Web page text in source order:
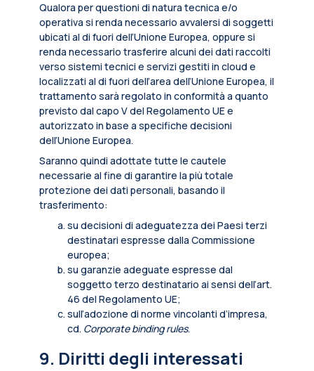
Qualora per questioni di natura tecnica e/o
operativa si renda necessario avvalersi di soggetti
ubicati al di fuori dell’Unione Europea, oppure si
renda necessario trasferire alcuni dei dati raccolti
verso sistemi tecnici e servizi gestiti in cloud e
localizzati al di fuori dell’area dell’Unione Europea, il
trattamento sarà regolato in conformità a quanto
previsto dal capo V del Regolamento UE e
autorizzato in base a specifiche decisioni
dell’Unione Europea.
Saranno quindi adottate tutte le cautele
necessarie al fine di garantire la più totale
protezione dei dati personali, basando il
trasferimento:
su decisioni di adeguatezza dei Paesi terzi
destinatari espresse dalla Commissione
europea;
su garanzie adeguate espresse dal
soggetto terzo destinatario ai sensi dell’art.
46 del Regolamento UE;
sull’adozione di norme vincolanti d’impresa,
cd. Corporate binding rules.
9. Diritti degli interessati